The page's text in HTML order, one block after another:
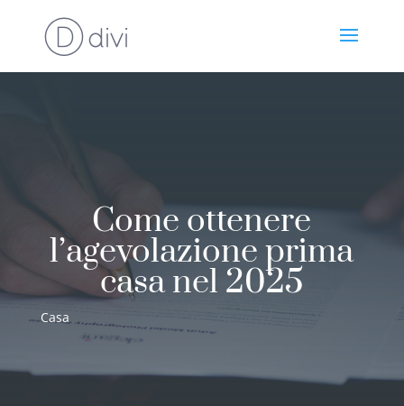
Come ottenere
l’agevolazione prima
casa nel 2025
Casa